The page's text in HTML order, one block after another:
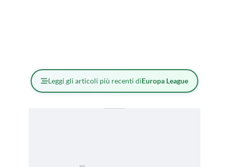
Leggi gli articoli più recenti diEuropa League